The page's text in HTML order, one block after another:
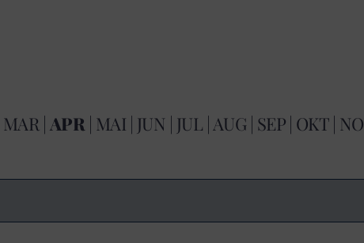
MAR| APR| MAI | JUN | JUL |AUG | SEP| OKT|